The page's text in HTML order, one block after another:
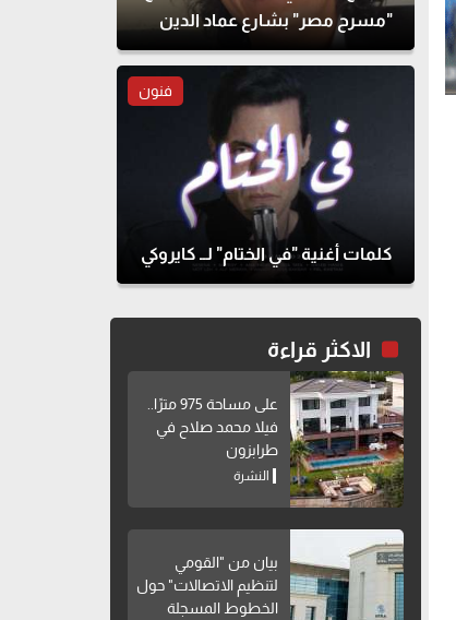
"مسرح مصر" بشارع عماد الدين
فنون
كلمات أغنية "في الختام" لــ كايروكي
الاكثر قراءة
على مساحة 975 مترًا..
فيلا محمد صلاح في
طرابزون
النشرة
بيان من "القومي
لتنظيم الاتصالات" حول
الخطوط المسجلة